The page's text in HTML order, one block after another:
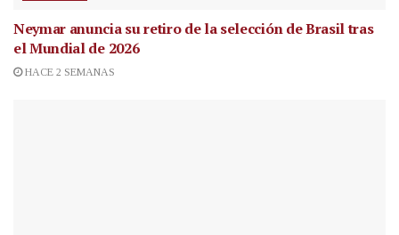
Neymar anuncia su retiro de la selección de Brasil tras
el Mundial de 2026
HACE 2 SEMANAS